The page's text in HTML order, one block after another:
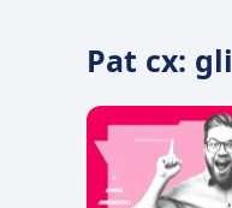
Pat cx: